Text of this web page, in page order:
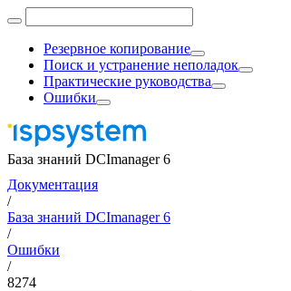
Резервное копирование
Поиск и устранение неполадок
Практические руководства
Ошибки
База знаний DCImanager 6
Документация
/
База знаний DCImanager 6
/
Ошибки
/
8274